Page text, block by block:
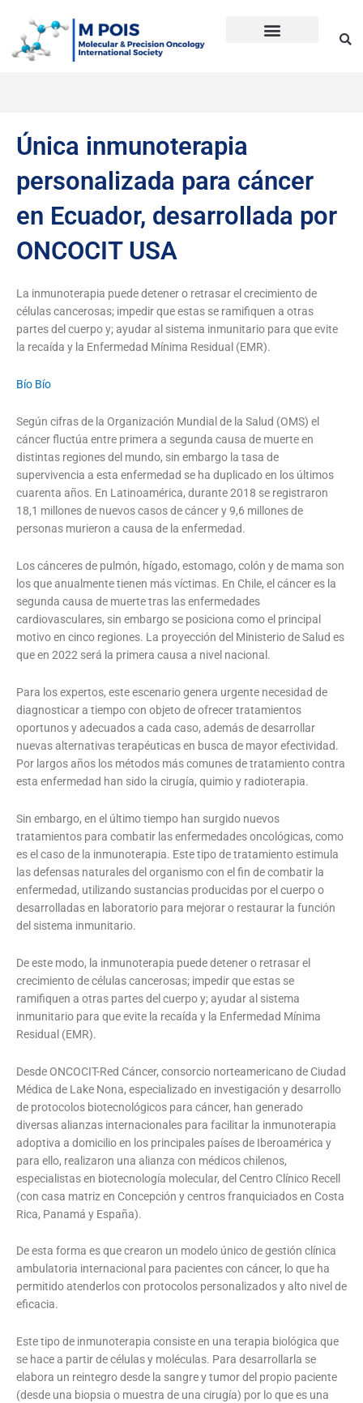
contenido
Única inmunoterapia
personalizada para cáncer
en Ecuador, desarrollada por
ONCOCIT USA
La inmunoterapia puede detener o retrasar el crecimiento de
células cancerosas; impedir que estas se ramifiquen a otras
partes del cuerpo y; ayudar al sistema inmunitario para que evite
la recaída y la Enfermedad Mínima Residual (EMR).
Bío Bío
Según cifras de la Organización Mundial de la Salud (OMS) el
cáncer fluctúa entre primera a segunda causa de muerte en
distintas regiones del mundo, sin embargo la tasa de
supervivencia a esta enfermedad se ha duplicado en los últimos
cuarenta años. En Latinoamérica, durante 2018 se registraron
18,1 millones de nuevos casos de cáncer y 9,6 millones de
personas murieron a causa de la enfermedad.
Los cánceres de pulmón, hígado, estomago, colón y de mama son
los que anualmente tienen más víctimas. En Chile, el cáncer es la
segunda causa de muerte tras las enfermedades
cardiovasculares, sin embargo se posiciona como el principal
motivo en cinco regiones. La proyección del Ministerio de Salud es
que en 2022 será la primera causa a nivel nacional.
Para los expertos, este escenario genera urgente necesidad de
diagnosticar a tiempo con objeto de ofrecer tratamientos
oportunos y adecuados a cada caso, además de desarrollar
nuevas alternativas terapéuticas en busca de mayor efectividad.
Por largos años los métodos más comunes de tratamiento contra
esta enfermedad han sido la cirugía, quimio y radioterapia.
Sin embargo, en el último tiempo han surgido nuevos
tratamientos para combatir las enfermedades oncológicas, como
es el caso de la inmunoterapia. Este tipo de tratamiento estimula
las defensas naturales del organismo con el fin de combatir la
enfermedad, utilizando sustancias producidas por el cuerpo o
desarrolladas en laboratorio para mejorar o restaurar la función
del sistema inmunitario.
De este modo, la inmunoterapia puede detener o retrasar el
crecimiento de células cancerosas; impedir que estas se
ramifiquen a otras partes del cuerpo y; ayudar al sistema
inmunitario para que evite la recaída y la Enfermedad Mínima
Residual (EMR).
Desde ONCOCIT-Red Cáncer, consorcio norteamericano de Ciudad
Médica de Lake Nona, especializado en investigación y desarrollo
de protocolos biotecnológicos para cáncer, han generado
diversas alianzas internacionales para facilitar la inmunoterapia
adoptiva a domicilio en los principales países de Iberoamérica y
para ello, realizaron una alianza con médicos chilenos,
especialistas en biotecnología molecular, del Centro Clínico Recell
(con casa matriz en Concepción y centros franquiciados en Costa
Rica, Panamá y España).
De esta forma es que crearon un modelo único de gestión clínica
ambulatoria internacional para pacientes con cáncer, lo que ha
permitido atenderlos con protocolos personalizados y alto nivel de
eficacia.
Este tipo de inmunoterapia consiste en una terapia biológica que
se hace a partir de células y moléculas. Para desarrollarla se
elabora un reintegro desde la sangre y tumor del propio paciente
(desde una biopsia o muestra de una cirugía) por lo que es una